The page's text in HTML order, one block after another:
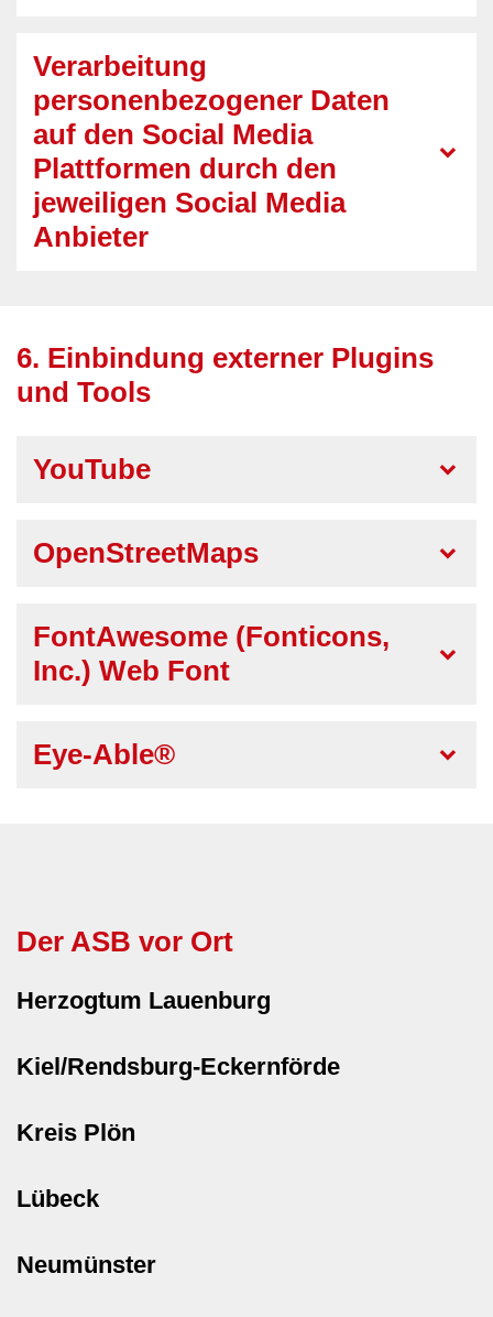
Verarbeitung
personenbezogener Daten
auf den Social Media
Plattformen durch den
jeweiligen Social Media
Anbieter
6. Einbindung externer Plugins
und Tools
YouTube
OpenStreetMaps
FontAwesome (Fonticons,
Inc.) Web Font
Eye-Able®
Der ASB vor Ort
Herzogtum Lauenburg
Kiel/Rendsburg-Eckernförde
Kreis Plön
Lübeck
Neumünster